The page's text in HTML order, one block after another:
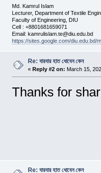
Md. Kamrul Islam
Lecturer, Department of Textile
Faculty of Engineering, DIU
Cell : +8801681659071
Email: kamrulislam.te@diu.edu.bd
https://sites.google.com/diu.edu.bd/
Re: বারবার হাত ধোবেন কেন
« Reply #2 on: March 15,
Thanks for
Re: বারবার হাত ধোবেন কেন